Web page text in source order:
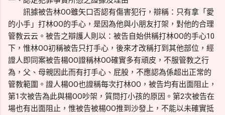
訊據被告林OO雖矢口否認有傷害犯行，辯稱：只有拿「愛
的小手」打林OO的手心，是因為他與小朋友打架，對他的合理
管教云云。被告之辯護人則以：被告自始供稱打林OO的手心10
下，惟林OO初稱被告只打手心，後來才改稱打到其他部位，經
證人即同案被告楊OO證稱林OO確實多有頑皮，不服管教之行
為，父、母親因此而有打手心、屁股，不應認為係超出正常的
管教範圍。證人楊OO也證稱每次打林OO，被告均有出面阻止，
第1次被告為此與楊OO吵架，質問打小孩的原因。第2次被告在
場也有出面阻止，惟被告被楊OO推到沙發上，不能以未確實抵